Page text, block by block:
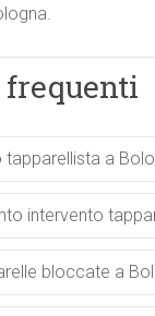
frequenti
tapparellista a
intervento
bloccate a